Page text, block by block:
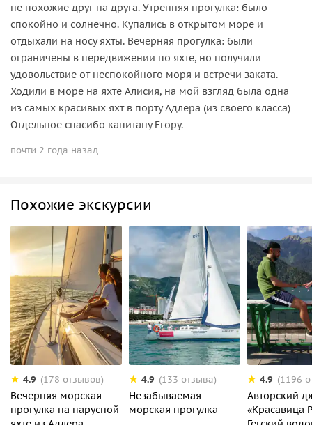
не похожие друг на друга. Утренняя прогулка: было
спокойно и солнечно. Купались в открытом море и
отдыхали на носу яхты. Вечерняя прогулка: были
ограничены в передвижении по яхте, но получили
удовольствие от неспокойного моря и встречи заката.
Ходили в море на яхте Алисия, на мой взгляд была одна
из самых красивых яхт в порту Адлера (из своего класса)
Отдельное спасибо капитану Егору.
почти 2 года назад
Похожие экскурсии
4.9 (178 отзывов)
Вечерняя морская
прогулка на парусной
4.9 (133 отзыва)
Незабываемая
морская прогулка
4.9 (1196
Авторский
«Красавица